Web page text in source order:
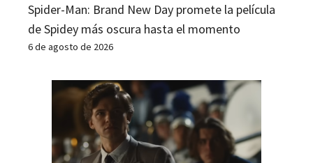
Spider-Man: Brand New Day promete la película
de Spidey más oscura hasta el momento
6 de agosto de 2026